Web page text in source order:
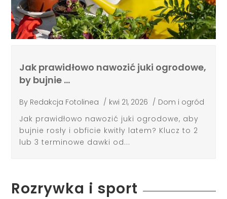
Jak prawidłowo nawozić juki ogrodowe,
by bujnie …
By Redakcja Fotolinea / kwi 21, 2026 / Dom i ogród
Jak prawidłowo nawozić juki ogrodowe, aby
bujnie rosły i obficie kwitły latem? Klucz to 2
lub 3 terminowe dawki od...
Rozrywka i sport